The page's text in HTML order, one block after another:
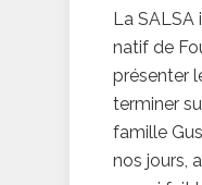
La SALSA
natif de
présenter
terminer
famille
nos jours,